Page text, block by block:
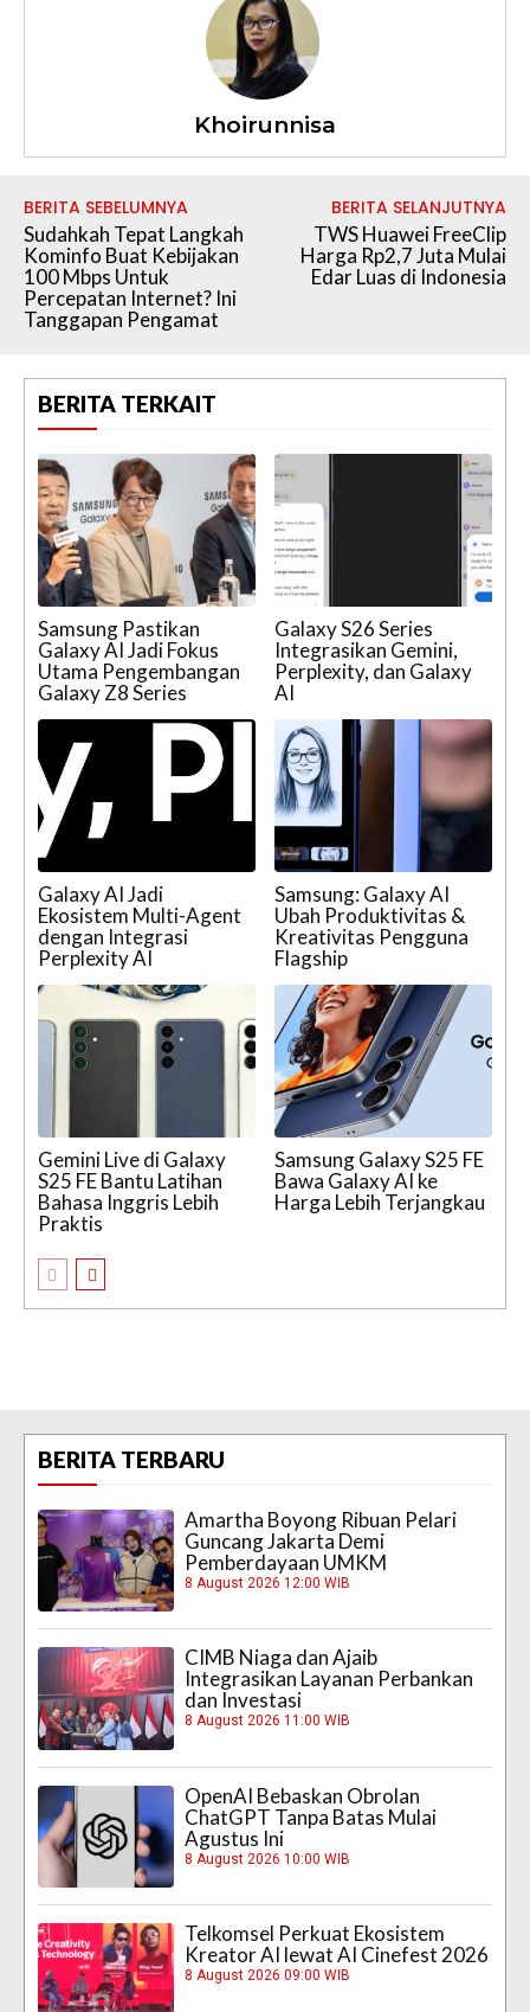
Khoirunnisa
BERITA SEBELUMNYA
Sudahkah Tepat Langkah
Kominfo Buat Kebijakan
100 Mbps Untuk
Percepatan Internet? Ini
Tanggapan Pengamat
BERITA SELANJUTNYA
TWS Huawei FreeClip
Harga Rp2,7 Juta Mulai
Edar Luas di Indonesia
BERITA TERKAIT
Samsung Pastikan
Galaxy AI Jadi Fokus
Utama Pengembangan
Galaxy Z8 Series
Galaxy S26 Series
Integrasikan Gemini,
Perplexity, dan Galaxy
AI
Galaxy AI Jadi
Ekosistem Multi-Agent
dengan Integrasi
Perplexity AI
Samsung: Galaxy AI
Ubah Produktivitas &
Kreativitas Pengguna
Flagship
Gemini Live di Galaxy
S25 FE Bantu Latihan
Bahasa Inggris Lebih
Praktis
Samsung Galaxy S25 FE
Bawa Galaxy AI ke
Harga Lebih Terjangkau
BERITA TERBARU
Amartha Boyong Ribuan Pelari
Guncang Jakarta Demi
Pemberdayaan UMKM
8 August 2026 12:00 WIB
CIMB Niaga dan Ajaib
Integrasikan Layanan Perbankan
dan Investasi
8 August 2026 11:00 WIB
OpenAI Bebaskan Obrolan
ChatGPT Tanpa Batas Mulai
Agustus Ini
8 August 2026 10:00 WIB
Telkomsel Perkuat Ekosistem
Kreator AI lewat AI Cinefest 2026
8 August 2026 09:00 WIB